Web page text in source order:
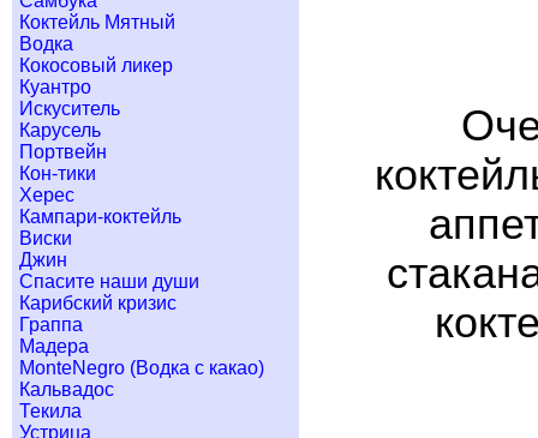
Коктейль Мятный
Водка
Кокосовый ликер
Куантро
Искуситель
Карусель
Портвейн
Кон-тики
Херес
Кампари-коктейль
Виски
Джин
Спасите наши души
Карибский кризис
Граппа
Мадера
MonteNegro (Водка с какао)
Кальвадос
Текила
Устрица